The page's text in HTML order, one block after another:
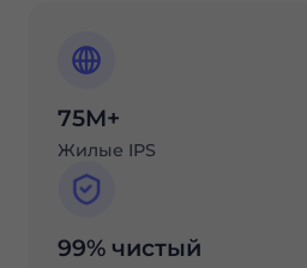
75M+
Жилые IPS
99% чистый